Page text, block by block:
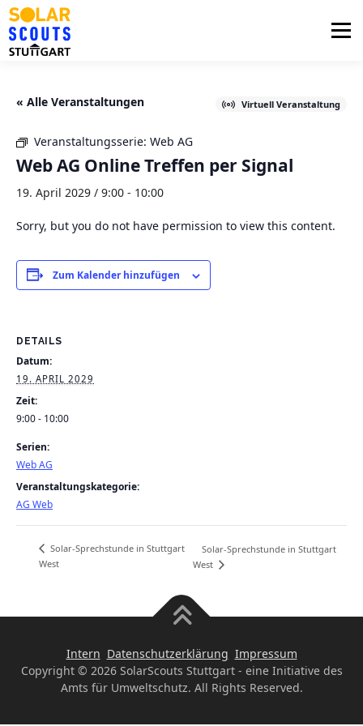
Zum
Inhalt
springen
Menü
« Alle Veranstaltungen Virtuell Veranstaltung
Veranstaltungsserie: Web AG
Web AG Online Treffen per Signal
19. April 2029 / 9:00 - 10:00
Sorry, but you do not have permission to view this content.
Zum Kalender hinzufügen
DETAILS
Datum:
19. APRIL 2029
Zeit:
9:00 - 10:00
Serien:
Web AG
Veranstaltungskategorie:
AG Web
Solar-Sprechstunde in Stuttgart
West
Solar-Sprechstunde in Stuttgart
West
Intern Datenschutzerklärung Impressum
Copyright © 2026 SolarScouts Stuttgart - eine Initiative des
Amts für Umweltschutz. All Rights Reserved.